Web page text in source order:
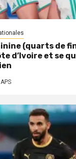
(quarts de
d’Ivoire et se
APS